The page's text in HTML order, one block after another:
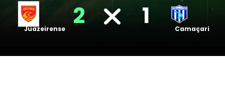
Juazeirense 2 1 Camaçari